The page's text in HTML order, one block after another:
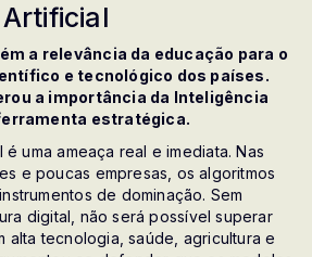
a relevância da educação para o
e tecnológico dos países.
a importância da Inteligência
estratégica.
é uma ameaça real e imediata. Nas
e poucas empresas, os algoritmos
de dominação. Sem
digital, não será possível superar
alta tecnologia, saúde, agricultura e